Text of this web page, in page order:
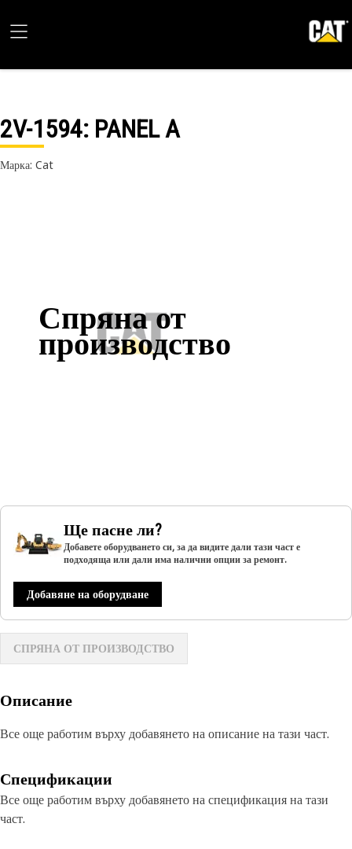
2V-1594: PANEL A
Марка: Cat
Спряна от
производство
Ще пасне ли?
Добавете оборудването си, за да видите дали тази част е
подходяща или дали има налични опции за ремонт.
Добавяне на оборудване
СПРЯНА ОТ ПРОИЗВОДСТВО
Описание
Все още работим върху добавянето на описание на тази част.
Спецификации
Все още работим върху добавянето на спецификация на тази
част.